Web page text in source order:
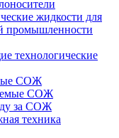
жидкости для
промышленности
технологические
СОЖ
СОЖ
за СОЖ
техника